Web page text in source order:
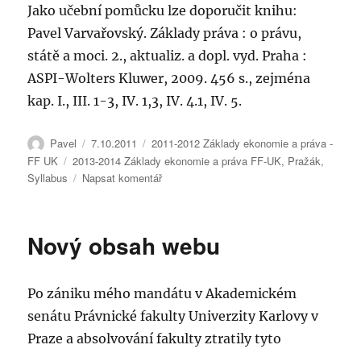
Jako učební pomůcku lze doporučit knihu:
Pavel Varvařovský. Základy práva : o právu,
státě a moci. 2., aktualiz. a dopl. vyd. Praha :
ASPI-Wolters Kluwer, 2009. 456 s., zejména
kap. I., III. 1-3, IV. 1,3, IV. 4.1, IV. 5.
Autor:
Pavel Publikováno:
7.10.2011 Rubriky:
2011-2012 Základy ekonomie a práva -
FF UK
Štítky:
2013-2014 Základy ekonomie a práva FF-UK, Pražák,
Syllabus
Napsat komentářpro
Základy
práva
–
Obecné
informace
Nový obsah webu
Po zániku mého mandátu v Akademickém
senátu Právnické fakulty Univerzity Karlovy v
Praze a absolvování fakulty ztratily tyto